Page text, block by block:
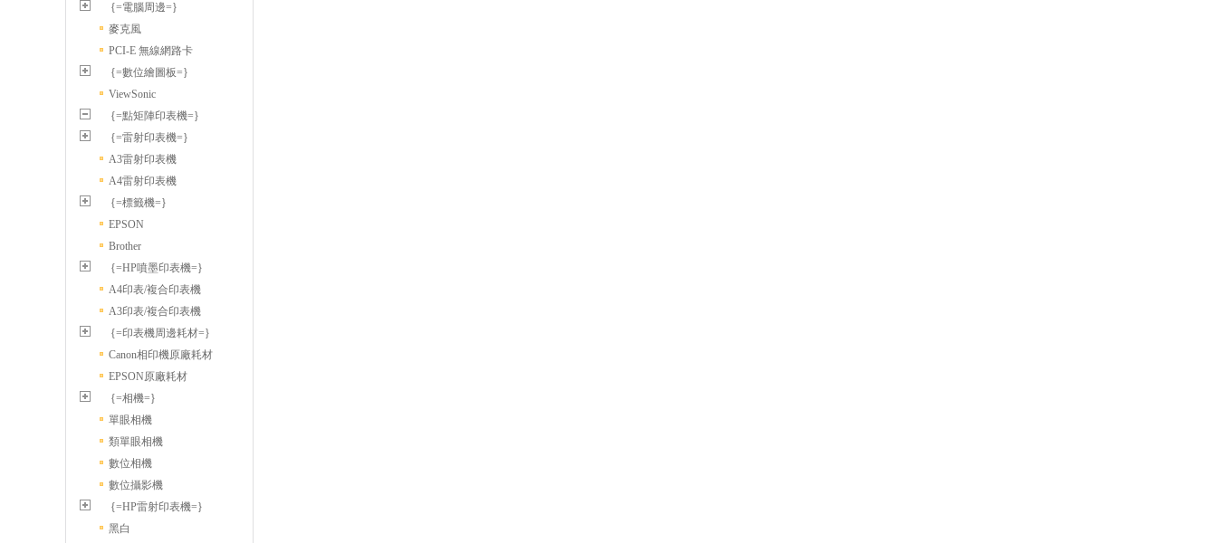
{=電腦周邊=}
麥克風
PCI-E 無線網路卡
{=數位繪圖板=}
ViewSonic
{=點矩陣印表機=}
{=雷射印表機=}
A3雷射印表機
A4雷射印表機
{=標籤機=}
EPSON
Brother
{=HP噴墨印表機=}
A4印表/複合印表機
A3印表/複合印表機
{=印表機周邊耗材=}
Canon相印機原廠耗材
EPSON原廠耗材
{=相機=}
單眼相機
類單眼相機
數位相機
數位攝影機
{=HP雷射印表機=}
黑白